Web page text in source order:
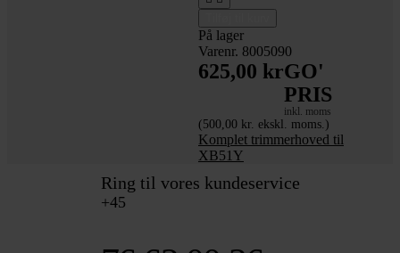
På lager
Varenr. 8005090
625,00 krGO'
PRIS
inkl. moms
(500,00 kr. ekskl. moms.)
Komplet trimmerhoved til
XB51Y
Ring til vores kundeservice
+45